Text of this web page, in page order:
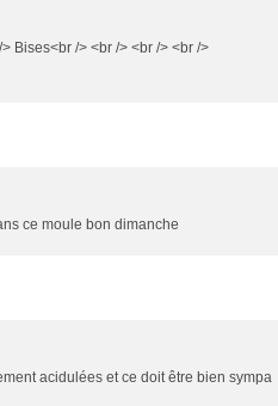
Bises<br /> <br /> <br /> <br />
ce moule bon dimanche
acidulées et ce doit être bien sympa